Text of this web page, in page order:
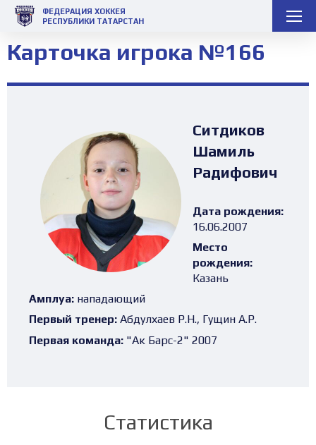
ФЕДЕРАЦИЯ ХОККЕЯ
РЕСПУБЛИКИ ТАТАРСТАН
Карточка игрока №166
Ситдиков
Шамиль
Радифович
Дата рождения:
16.06.2007
Место
рождения:
Казань
Амплуа: нападающий
Первый тренер: Абдулхаев Р.Н., Гущин А.Р.
Первая команда: "Ак Барс-2" 2007
Статистика